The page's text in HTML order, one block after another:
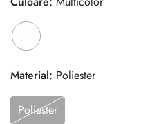
Material: Poliester
Poliester